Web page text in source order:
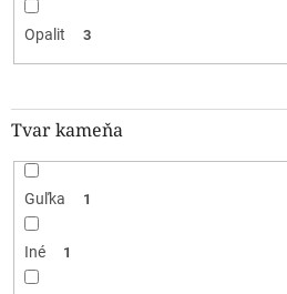
Opalit 3
Tvar kameňa
Guľka 1
Iné 1